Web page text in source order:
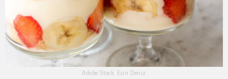
Adobe Stock, Esin Deniz